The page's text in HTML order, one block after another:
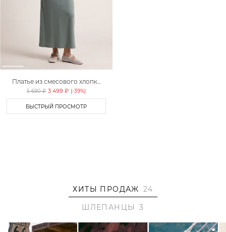
Платье из смесового хлопка
TOPTOP
5 690 ₽ 3 499 ₽ (-39%)
БЫСТРЫЙ ПРОСМОТР
ХИТЫ ПРОДАЖ 24
ШЛЕПАНЦЫ
3